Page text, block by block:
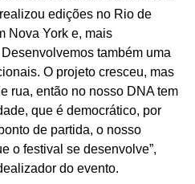
edições no Rio de
Nova York e, mais
também uma
O projeto cresceu, mas
rua, então no nosso DNA tem
que é democrático, por
de partida, o nosso
o festival se desenvolve”,
do evento.